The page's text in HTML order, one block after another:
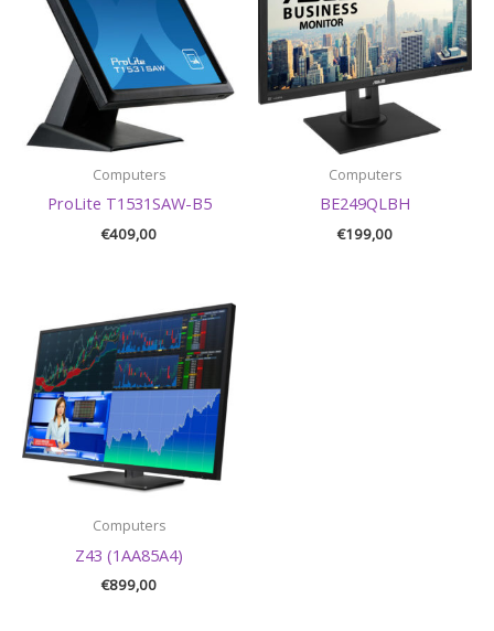
Computers
ProLite T1531SAW-B5
€409,00
Computers
BE249QLBH
€199,00
Computers
Z43 (1AA85A4)
€899,00